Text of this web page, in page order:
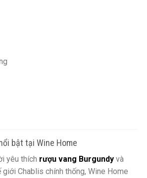
bật tại Wine Home
yêu thích rượu vang Burgundy và
giới Chablis chính thống, Wine Home